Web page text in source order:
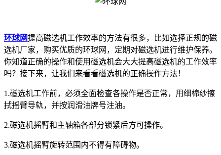
环球网提高磁选机工作效率的方法有很多，比如选择正规的磁
选机厂家，购买优质的环球网，定期对磁选机进行维护保养。
你知道正确的操作和使用磁选机会大大提高磁选机的工作效率
吗？接下来，让我们来看看磁选机的正确操作方法！
1.磁选机工作前，必须全面检查各操作是否正常，用细棉纱擦
拭摇臂导轨，并按润滑油牌号注油。
2.磁选机摇臂和主轴箱各部分锁紧后方可操作。
3.磁选机摇臂旋转范围内不得有障碍物。